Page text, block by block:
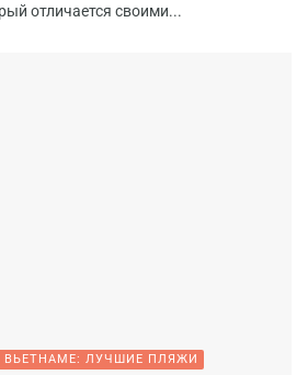
отличается своими...
ЛУЧШИЕ ПЛЯЖИ